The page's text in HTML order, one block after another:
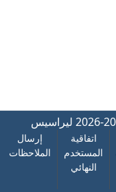
ليراسيس
اتفاقية
المستخدم
النهائي
إرسال
الملاحظات